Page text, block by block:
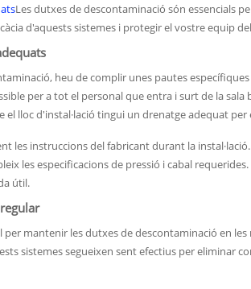
Les dutxes de descontaminació són essencials
d'aquests sistemes i protegir el vostre equip
heu de complir unes pautes
per a tot el personal que entra i surt de la
el lloc d'instal·lació tingui un drenatge adequat
les instruccions del fabricant durant la
les especificacions de pressió i cabal
útil.
per mantenir les dutxes de descontaminació en
sistemes segueixen sent efectius per eliminar